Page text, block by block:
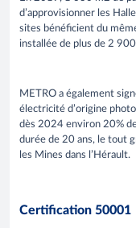
d’approvisionner les
sites bénéficient du
installée de plus de 2
METRO a également
électricité d’origine
dès 2024 environ 20%
durée de 20 ans, le tout
les Mines dans l’Hérault.
Certification 50001